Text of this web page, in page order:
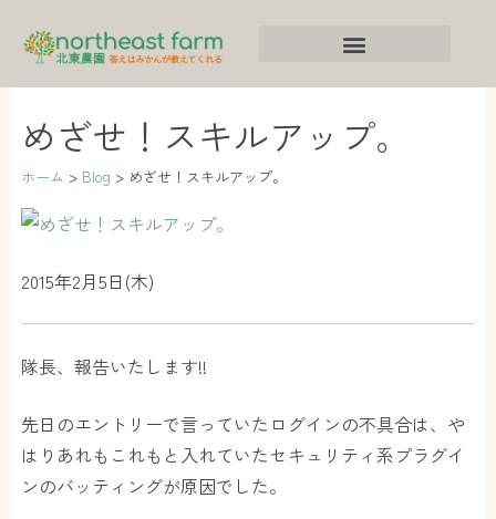
めざせ！スキルアップ。
ホーム Blog めざせ！スキルアップ。
2015年2月5日(木)
隊長、報告いたします!!
先日のエントリーで言っていたログインの不具合は、や
はりあれもこれもと入れていたセキュリティ系プラグイ
ンのバッティングが原因でした。
ー
カ
イ
テ
ゴ
リ